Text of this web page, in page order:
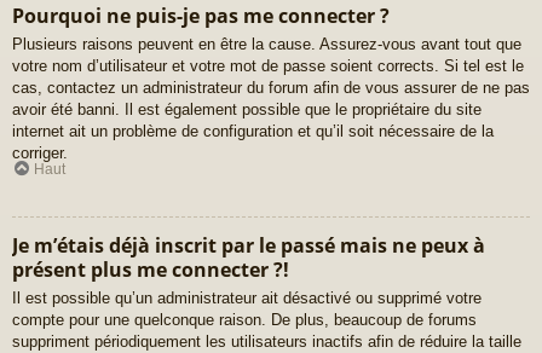
Pourquoi ne puis-je pas me connecter ?
Plusieurs raisons peuvent en être la cause. Assurez-vous avant tout que
votre nom d’utilisateur et votre mot de passe soient corrects. Si tel est le
cas, contactez un administrateur du forum afin de vous assurer de ne pas
avoir été banni. Il est également possible que le propriétaire du site
internet ait un problème de configuration et qu’il soit nécessaire de la
corriger.
Haut
Je m’étais déjà inscrit par le passé mais ne peux à
présent plus me connecter ?!
Il est possible qu’un administrateur ait désactivé ou supprimé votre
compte pour une quelconque raison. De plus, beaucoup de forums
suppriment périodiquement les utilisateurs inactifs afin de réduire la taille